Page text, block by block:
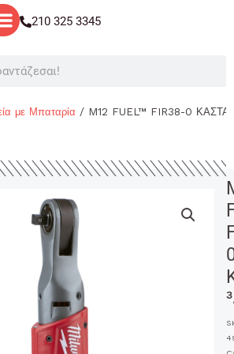
210 325 3345
με Μπαταρία / M12 FUEL™ FIR38-0